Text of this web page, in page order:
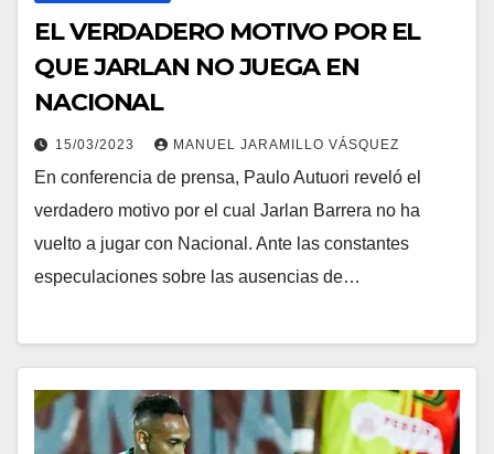
EL VERDADERO MOTIVO POR EL
QUE JARLAN NO JUEGA EN
NACIONAL
15/03/2023 MANUEL JARAMILLO VÁSQUEZ
En conferencia de prensa, Paulo Autuori reveló el
verdadero motivo por el cual Jarlan Barrera no ha
vuelto a jugar con Nacional. Ante las constantes
especulaciones sobre las ausencias de…